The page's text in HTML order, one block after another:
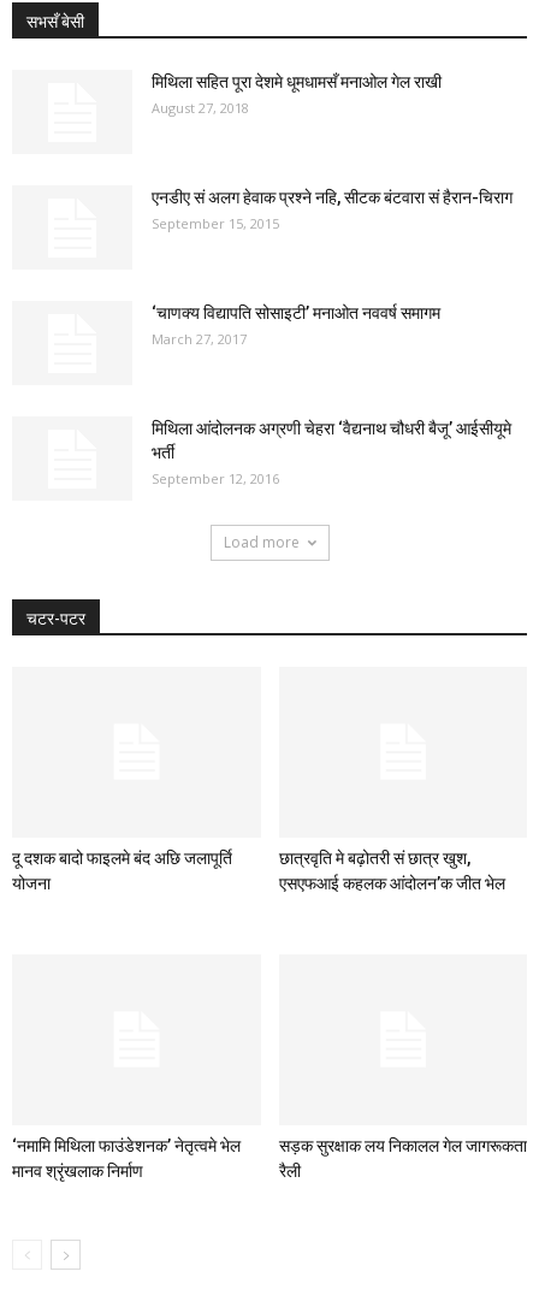
सभसँ बेसी
मिथिला सहित पूरा देशमे धूमधामसँ मनाओल गेल राखी
August 27, 2018
एनडीए सं अलग हेवाक प्रश्ने नहि, सीटक बंटवारा सं हैरान-चिराग
September 15, 2015
‘चाणक्य विद्यापति सोसाइटी’ मनाओत नववर्ष समागम
March 27, 2017
मिथिला आंदोलनक अग्रणी चेहरा ‘वैद्यनाथ चौधरी बैजू’ आईसीयूमे
भर्ती
September 12, 2016
Load more
चटर-पटर
दू दशक बादो फाइलमे बंद अछि जलापूर्ति
योजना
छात्रवृति मे बढ़ोतरी सं छात्र खुश,
एसएफआई कहलक आंदोलन’क जीत भेल
‘नमामि मिथिला फाउंडेशनक’ नेतृत्वमे भेल
मानव श्रृंखलाक निर्माण
सड़क सुरक्षाक लय निकालल गेल जागरूकता
रैली